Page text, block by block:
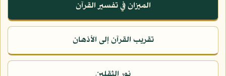
الميزان في تفسير القرآن
تقريب القرآن إلى الأذهان